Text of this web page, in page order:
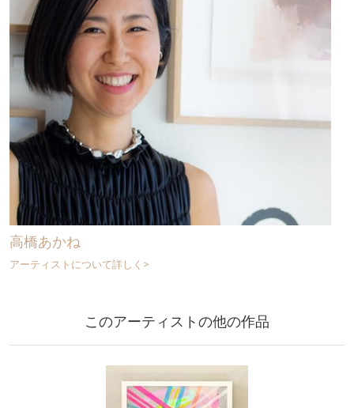
高橋あかね
アーティストについて詳しく>
このアーティストの他の作品